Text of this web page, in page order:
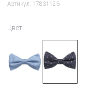
Артикул: 17831126
Цвет: